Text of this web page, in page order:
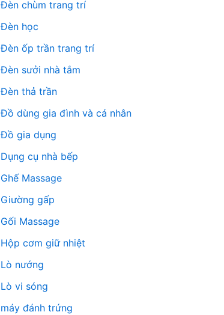
Đèn chùm trang trí
Đèn học
Đèn ốp trần trang trí
Đèn sưởi nhà tắm
Đèn thả trần
Đồ dùng gia đình và cá nhân
Đồ gia dụng
Dụng cụ nhà bếp
Ghế Massage
Giường gấp
Gối Massage
Hộp cơm giữ nhiệt
Lò nướng
Lò vi sóng
máy đánh trứng